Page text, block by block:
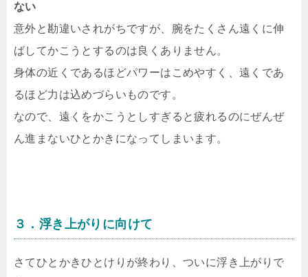
ない
意外と勘違いされがちですが、腕をたくさん遠くに伸
ばしてかこうとするのは良くありません。
身体の近くであるほどパワーはこめやすく、遠くであ
るほど力は込めづらいものです。
なので、遠くをかこうとしすぎると疲れるのにぜんぜ
ん進まないひとかきになってしまいます。
３．浮き上がりに向けて
さてひとかきひとけりが終わり、ついに浮き上がりで